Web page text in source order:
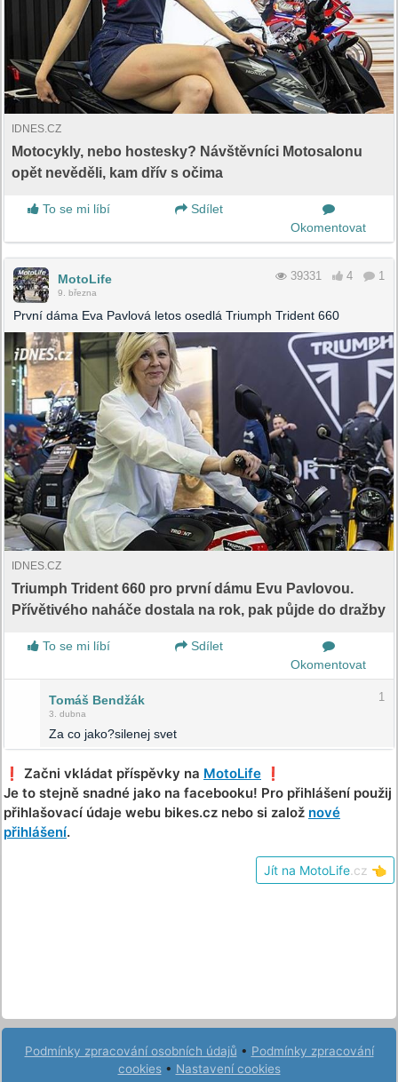
IDNES.CZ
Motocykly, nebo hostesky? Návštěvníci Motosalonu
opět nevěděli, kam dřív s očima
To se mi líbí
Sdílet
Okomentovat
MotoLife
9. března
39331 4 1
První dáma Eva Pavlová letos osedlá Triumph Trident 660
IDNES.CZ
Triumph Trident 660 pro první dámu Evu Pavlovou.
Přívětivého naháče dostala na rok, pak půjde do dražby
To se mi líbí
Sdílet
Okomentovat
Tomáš Bendžák
3. dubna
1
Za co jako?silenej svet
❗️ Začni vkládat příspěvky na MotoLife ❗️
Je to stejně snadné jako na facebooku! Pro přihlášení použij
přihlašovací údaje webu bikes.cz nebo si založ nové
přihlášení.
Jít na MotoLife .cz 👈
Podmínky zpracování osobních údajů • Podmínky zpracování
cookies• Nastavení cookies